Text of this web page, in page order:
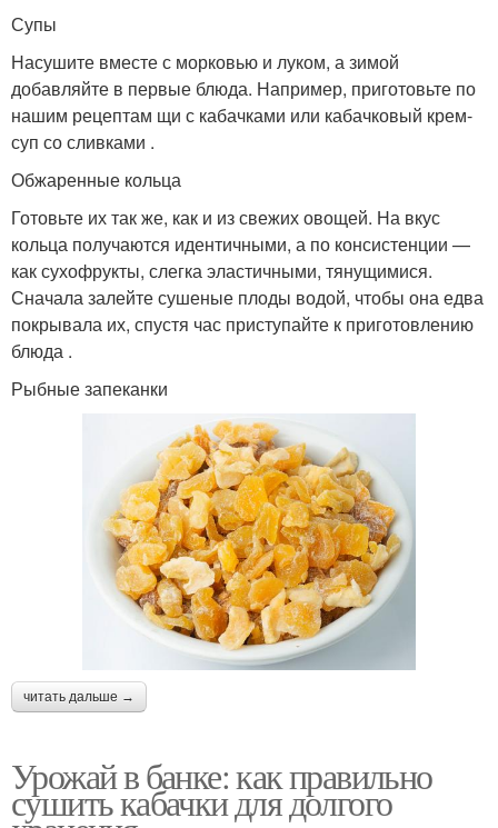
Супы
Насушите вместе с морковью и луком, а зимой
добавляйте в первые блюда. Например, приготовьте по
нашим рецептам щи с кабачками или кабачковый крем-
суп со сливками .
Обжаренные кольца
Готовьте их так же, как и из свежих овощей. На вкус
кольца получаются идентичными, а по консистенции —
как сухофрукты, слегка эластичными, тянущимися.
Сначала залейте сушеные плоды водой, чтобы она едва
покрывала их, спустя час приступайте к приготовлению
блюда .
Рыбные запеканки
читать дальше →
Урожай в банке: как правильно
сушить кабачки для долгого